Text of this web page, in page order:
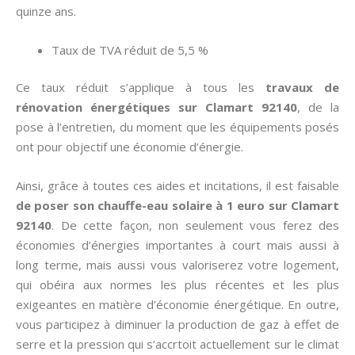
quinze ans.
Taux de TVA réduit de 5,5 %
Ce taux réduit s’applique à tous les travaux de
rénovation énergétiques sur Clamart 92140, de la
pose à l’entretien, du moment que les équipements posés
ont pour objectif une économie d’énergie.
Ainsi, grâce à toutes ces aides et incitations, il est faisable
de poser son chauffe-eau solaire à 1 euro sur Clamart
92140. De cette façon, non seulement vous ferez des
économies d’énergies importantes à court mais aussi à
long terme, mais aussi vous valoriserez votre logement,
qui obéira aux normes les plus récentes et les plus
exigeantes en matière d’économie énergétique. En outre,
vous participez à diminuer la production de gaz à effet de
serre et la pression qui s’accrtoit actuellement sur le climat